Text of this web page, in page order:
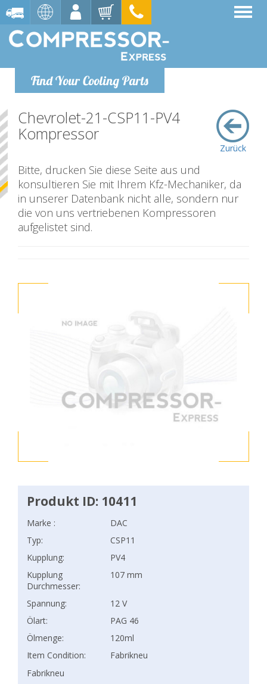
Find Your Cooling Parts
Zurück
Chevrolet-21-CSP11-PV4
Kompressor
Bitte, drucken Sie diese Seite aus und
konsultieren Sie mit Ihrem Kfz-Mechaniker, da
in unserer Datenbank nicht alle, sondern nur
die von uns vertriebenen Kompressoren
aufgelistet sind.
Produkt ID: 10411
Marke :
DAC
Typ:
CSP11
Kupplung:
PV4
Kupplung
Durchmesser:
107 mm
Spannung:
12 V
Ölart:
PAG 46
Ölmenge:
120ml
Item Condition:
Fabrikneu
Fabrikneu